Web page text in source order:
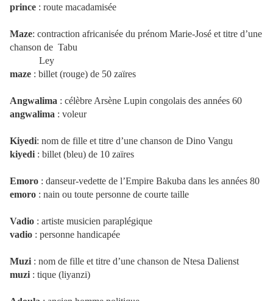
prince : route macadamisée
Maze: contraction africanisée du prénom Marie-José et titre d’une
chanson de Tabu
Ley
maze : billet (rouge) de 50 zaïres
Angwalima : célèbre Arsène Lupin congolais des années 60
angwalima : voleur
Kiyedi: nom de fille et titre d’une chanson de Dino Vangu
kiyedi : billet (bleu) de 10 zaïres
Emoro : danseur-vedette de l’Empire Bakuba dans les années 80
emoro : nain ou toute personne de courte taille
Vadio : artiste musicien paraplégique
vadio : personne handicapée
Muzi : nom de fille et titre d’une chanson de Ntesa Dalienst
muzi : tique (liyanzi)